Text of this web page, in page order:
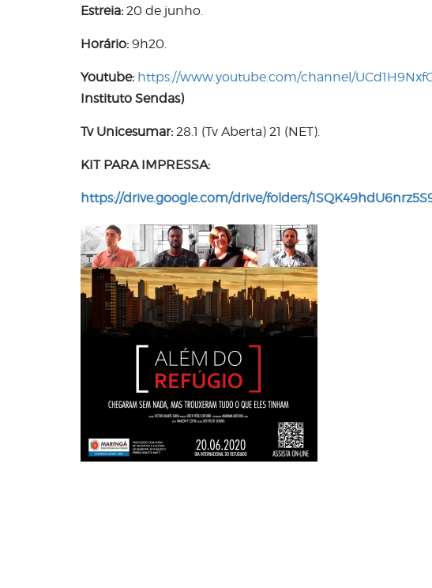
Estreia: 20 de junho.
Horário: 9h20.
Youtube: https://www.youtube.com/channel/
Instituto Sendas)
Tv Unicesumar: 28.1 (Tv Aberta) 21 (NET).
KIT PARA IMPRESSA:
https://drive.google.com/drive/folders/